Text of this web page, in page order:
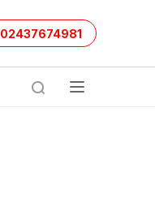
02437674981